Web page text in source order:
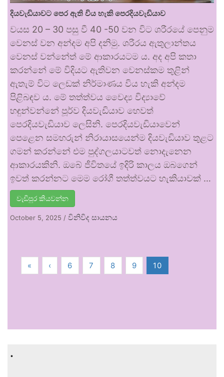
දියවැඩියාවට පෙර ඇති විය හැකි පෙරදියවැඩියාව
වයස 20 – 30 පසු වී 40 -50 වන විට ශරීරයේ පෙනුම
වෙනස් වන අන්දම අපි දනිමු. ශරීරය ඇතුලාන්තය
වෙනස් වන්නේත් මේ ආකාරයටම ය. අද අපි කතා
කරන්නේ මේ විදියට ඇතිවන වෙනස්කම තුළින්
ඇතැම් විට ලෙඩක් නිර්මාණය විය හැකි අන්දම
පිළිබඳව ය. මේ තත්ත්වය වෛද්‍ය විද්‍යාවේ
හඳුන්වන්නේ පූර්ව දියවැඩියාව හෙවත්
පෙරදියවැඩියාව ලෙසිනි. පෙරදියවැඩියාවෙන්
පෙළෙන සමහරුන් නිරායාසයෙන්ම දියවැඩියාව තුළට
ගමන් කරන්නේ එම පුද්ගලයාටවත් නොදැනෙන
ආකාරයකිනි. ඔබේ ජීවිතයේ ඉදිරි කාලය ඔබගෙන්
ඉවත් කරන්නට මෙම රෝගී තත්ත්වයට හැකියාවක් …
වැඩිපුර කියවන්න
October 5, 2025 / විනිවිද සායනය
« ‹ 6 7 8 9 10
.